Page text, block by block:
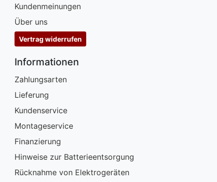
Kundenmeinungen
Über uns
Vertrag widerrufen
Informationen
Zahlungsarten
Lieferung
Kundenservice
Montageservice
Finanzierung
Hinweise zur Batterieentsorgung
Rücknahme von Elektrogeräten